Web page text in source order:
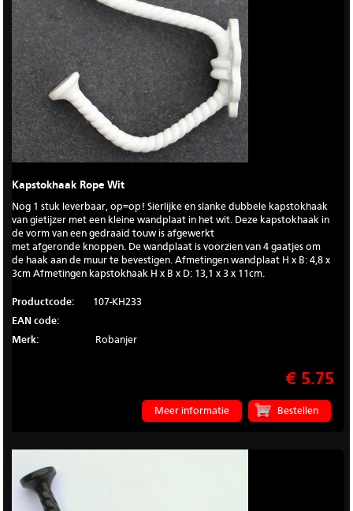
Kapstokhaak Rope Wit
Nog 1 stuk leverbaar, op=op! Sierlijke en slanke dubbele kapstokhaak
van gietijzer met een kleine wandplaat in het wit. Deze kapstokhaak in
de vorm van een gedraaid touw is afgewerkt
met afgeronde knoppen. De wandplaat is voorzien van 4 gaatjes om
de haak aan de muur te bevestigen. Afmetingen wandplaat H x B: 4,8 x
3cm Afmetingen kapstokhaak H x B x D: 13,1 x 3 x 11cm.
Productcode:
107-KH233
EAN code:
Merk:
Robanjer
€ 5.75
Meer informatie